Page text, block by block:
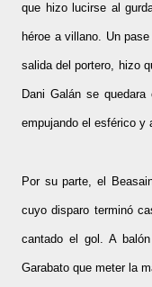
que hizo lucirse al
héroe a villano. Un
salida del portero, hizo
Dani Galán se
empujando el esférico y
Por su parte, el
cuyo disparo terminó
cantado el gol. A
Garabato que meter la